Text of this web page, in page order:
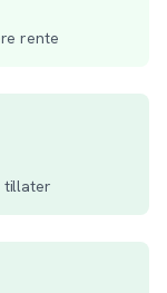
rente
tillater